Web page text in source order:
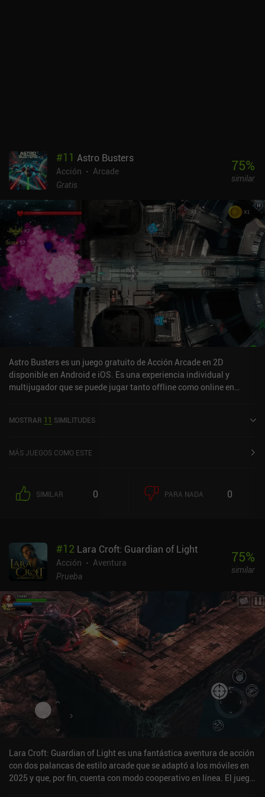
#11 Astro Busters
Acción
Arcade
Gratis
75%
similar
Astro Busters es un juego gratuito de Acción Arcade en 2D
disponible en Android e iOS. Es una experiencia individual y
multijugador que se puede jugar tanto offline como online en
MOSTRAR 11 SIMILITUDES
MÁS JUEGOS COMO ESTE
SIMILAR 0 PARA NADA 0
#12 Lara Croft: Guardian of Light
Acción
Aventura
Prueba
75%
similar
Lara Croft: Guardian of Light es una fantástica aventura de acción
con dos palancas de estilo arcade que se adaptó a los móviles en
2025 y que, por fin, cuenta con modo cooperativo en línea. El juego